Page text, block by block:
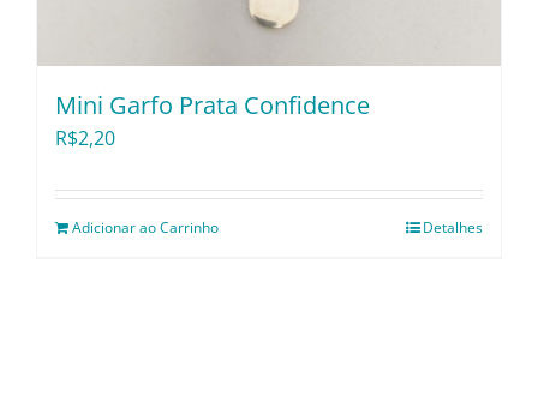
Mini Garfo Prata Confidence
R$2,20
Adicionar ao Carrinho Detalhes